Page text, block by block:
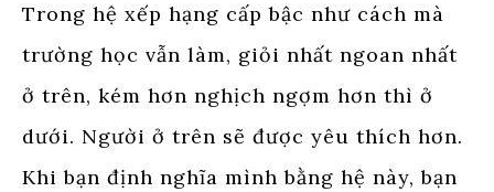
Trong hệ xếp hạng cấp bậc như cách mà
trường học vẫn làm, giỏi nhất ngoan nhất
ở trên, kém hơn nghịch ngợm hơn thì ở
dưới. Người ở trên sẽ được yêu thích hơn.
Khi bạn định nghĩa mình bằng hệ này, bạn